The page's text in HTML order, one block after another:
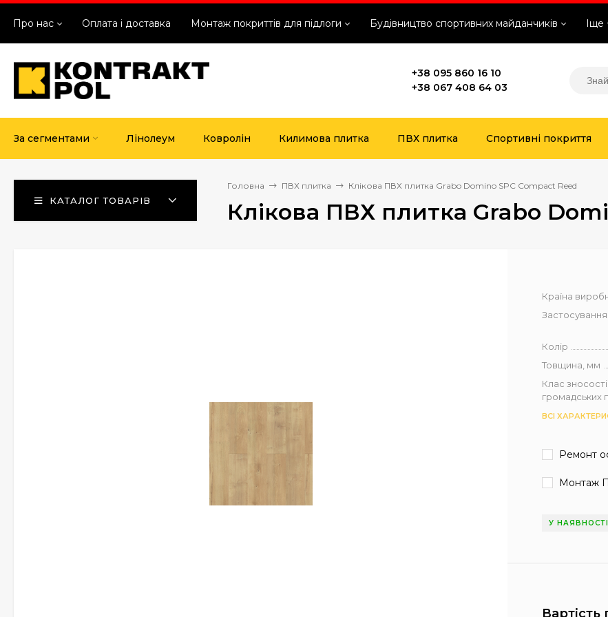
Про нас Оплата і доставка Монтаж покриттів для підлоги Будівництво спортивних майданчиків Іще
+38 095 860 16 10
+38 067 408 64 03
За сегментами Лінолеум Ковролін Килимова плитка ПВХ плитка Спортивні покриття
КАТАЛОГ ТОВАРІВ
Головна ПВХ плитка Клікова ПВХ плитка Grabo Domino SPC Compact Reed
Клікова ПВХ плитка Grabo
Країна
Застосування
Колір
Товщина, мм
Клас
громадських
ВСІ
Ремонт
Монтаж
У НАЯВНОСТІ
Вартість